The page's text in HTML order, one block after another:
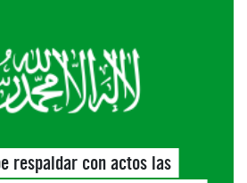
respaldar con actos las